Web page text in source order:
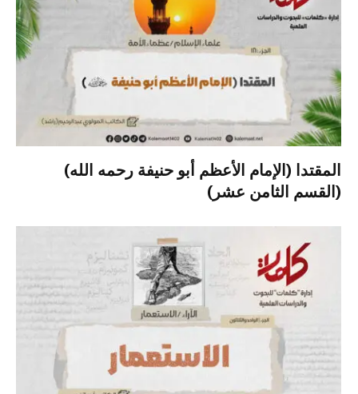
المقتدا (الإمام الأعظم أبو حنيفة رحمه الله)
(القسم الثامن عشر)